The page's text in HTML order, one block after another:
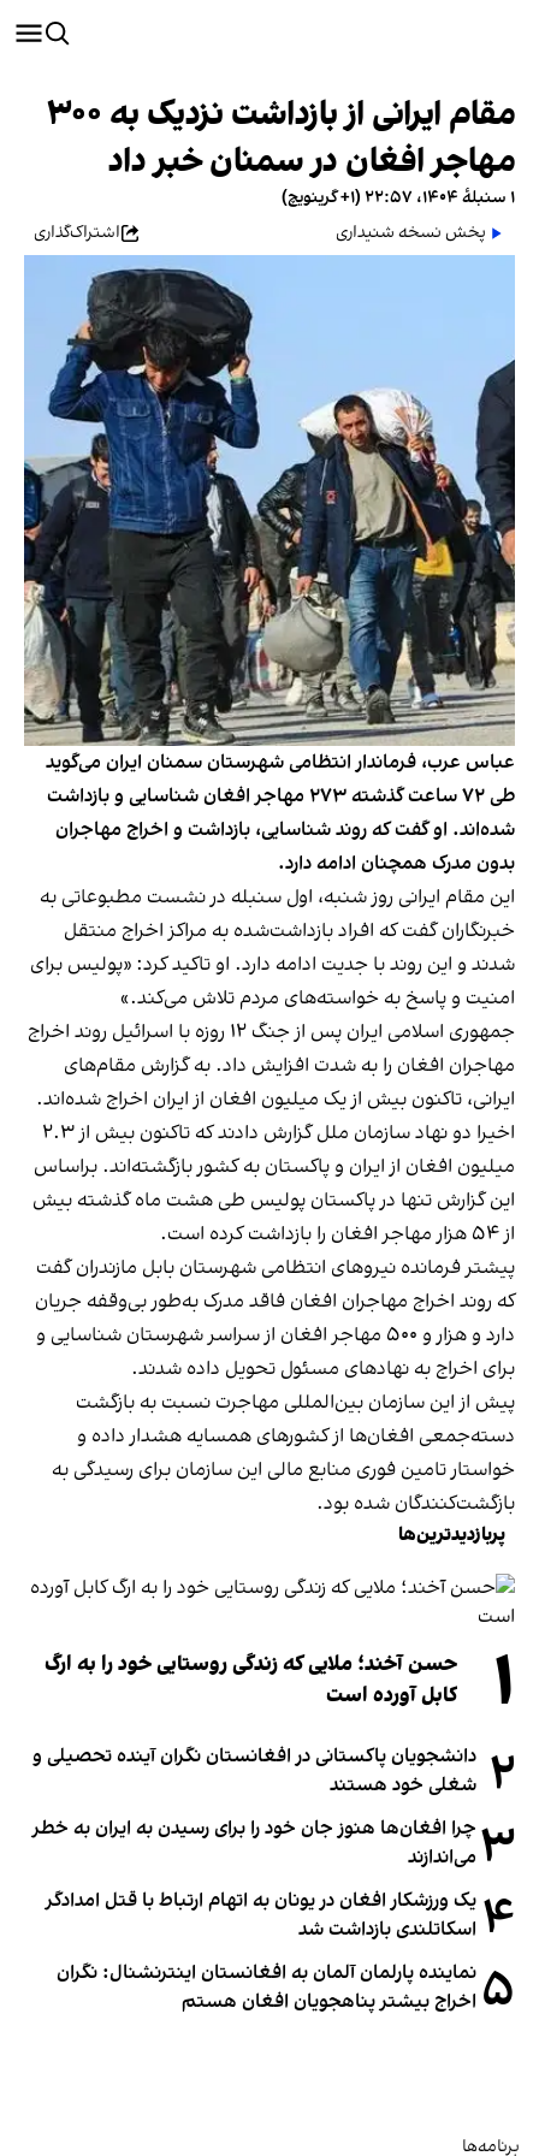
مقام ایرانی از بازداشت نزدیک به ۳۰۰
مهاجر افغان در سمنان خبر داد
۱ سنبلهٔ ۱۴۰۴، ۲۲:۵۷ (‎+۱ گرینویچ)
پخش نسخه شنیداری
اشتراک‌گذاری
عباس عرب، فرماندار انتظامی شهرستان سمنان ایران می‌گوید
طی ۷۲ ساعت گذشته ۲۷۳ مهاجر افغان شناسایی و بازداشت
شده‌اند. او گفت که روند شناسایی، بازداشت و اخراج مهاجران
بدون مدرک همچنان ادامه دارد.
این مقام ایرانی روز شنبه، اول سنبله در نشست مطبوعاتی به
خبرنگاران گفت که افراد بازداشت‌شده به مراکز اخراج منتقل
شدند و این روند با جدیت ادامه دارد. او تاکید کرد: «پولیس برای
امنیت و پاسخ به خواسته‌های مردم تلاش می‌کند.»
جمهوری اسلامی ایران پس از جنگ ۱۲ روزه با اسرائیل روند اخراج
مهاجران افغان را به شدت افزایش داد. به گزارش مقام‌های
ایرانی، تاکنون بیش از یک میلیون افغان از ایران اخراج شده‌اند.
اخیرا دو نهاد سازمان ملل گزارش دادند که تاکنون بیش از ۲.۳
میلیون افغان از ایران و پاکستان به کشور بازگشته‌اند. براساس
این گزارش تنها در پاکستان پولیس طی هشت ماه گذشته بیش
از ۵۴ هزار مهاجر افغان را بازداشت کرده است.
پیشتر فرمانده نیروهای انتظامی شهرستان بابل مازندران گفت
که روند اخراج مهاجران افغان فاقد مدرک به‌طور بی‌وقفه جریان
دارد و هزار و ۵۰۰ مهاجر افغان از سراسر شهرستان شناسایی و
برای اخراج به نهادهای مسئول تحویل داده شدند.
پیش از این سازمان بین‌المللی مهاجرت نسبت به بازگشت
دسته‌جمعی افغان‌ها از کشورهای همسایه هشدار داده و
خواستار تامین فوری منابع مالی این سازمان برای رسیدگی به
بازگشت‌کنندگان شده بود.
پربازدیدترین‌ها
۱
حسن آخند؛ ملایی که زندگی روستایی خود را به ارگ
کابل آورده است
۲ دانشجویان پاکستانی در افغانستان نگران آینده تحصیلی و
شغلی خود هستند
۳ چرا افغان‌ها هنوز جان خود را برای رسیدن به ایران به خطر
می‌اندازند
۴ یک ورزشکار افغان در یونان به اتهام ارتباط با قتل امدادگر
اسکاتلندی بازداشت شد
۵ نماینده پارلمان آلمان به افغانستان اینترنشنال: نگران
اخراج بیشتر پناهجویان افغان هستم
برنامه‌ها